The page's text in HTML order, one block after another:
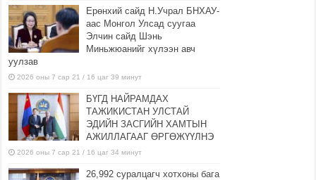
Ерөнхий сайд Н.Учрал БНХАУ-
аас Монгол Улсад суугаа
Элчин сайд Шэнь
Миньжюанийг хүлээн авч
уулзав
2026 оны 7 сар 21 / 16 цаг 39 минут
БҮГД НАЙРАМДАХ
ТАЖИКИСТАН УЛСТАЙ
ЭДИЙН ЗАСГИЙН ХАМТЫН
АЖИЛЛАГААГ ӨРГӨЖҮҮЛНЭ
2026 оны 7 сар 21 / 16 цаг 34 минут
26,992 суралцагч хотхоны бага